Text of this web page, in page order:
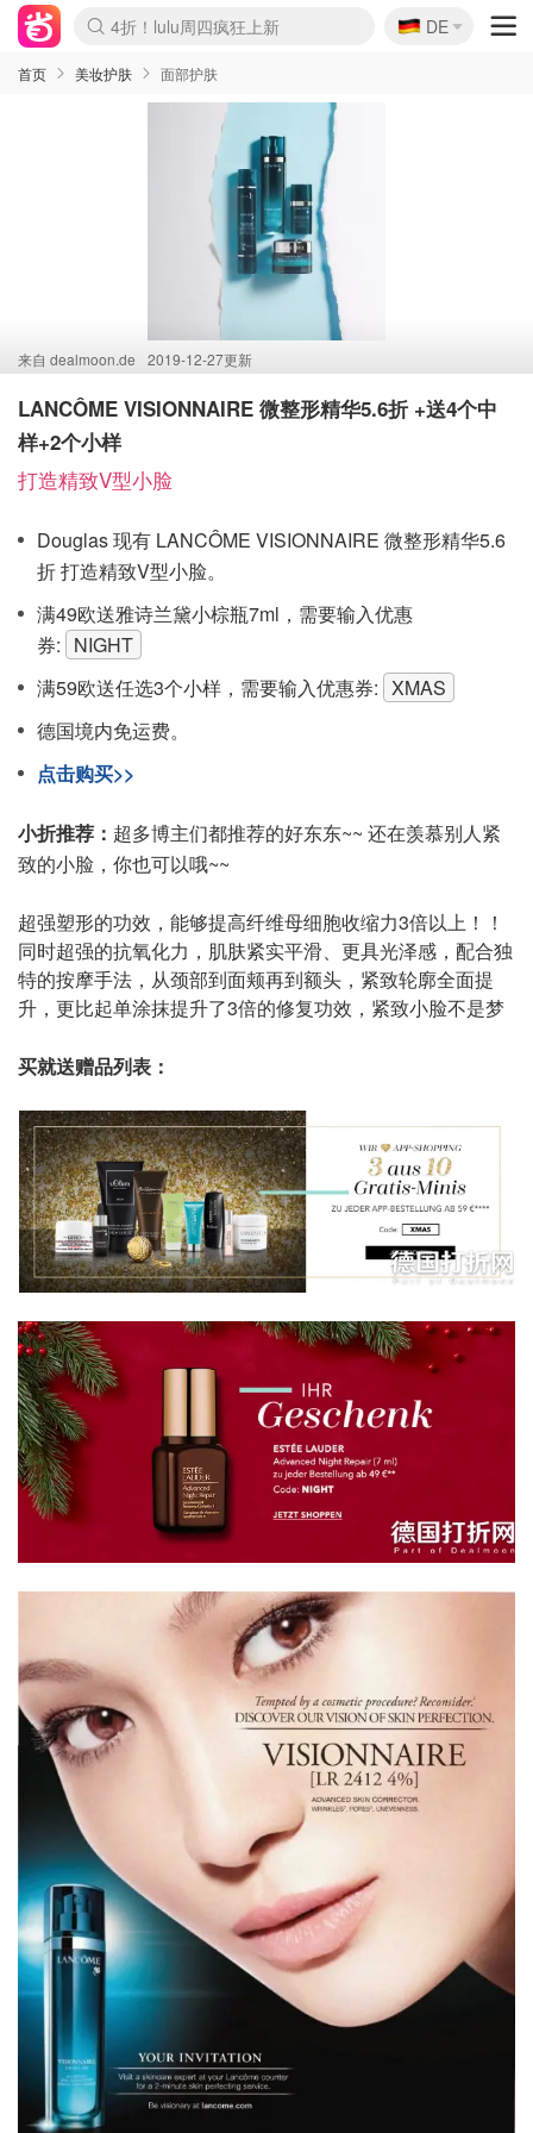
Boticinal 夏促开抢！
4折！lulu周四疯狂上新
还没结束！&OtherStories大促
Joybuy变相75折 随时失效
速领！Stanley独家85折
疑似霸哥！Camper额外叠85折
Zalando 奥莱闪促！每日更新
Moncler反季囤！5折起+叠9折
Coach Brooklyn仅€192
🇩🇪
DE
首页 美妆护肤 面部护肤
来自 dealmoon.de 2019-12-27更新
LANCÔME VISIONNAIRE 微整形精华5.6折 +送4个中
样+2个小样
打造精致V型小脸
Douglas 现有 LANCÔME VISIONNAIRE 微整形精华5.6
折 打造精致V型小脸。
满49欧送雅诗兰黛小棕瓶7ml，需要输入优惠
券: NIGHT
满59欧送任选3个小样，需要输入优惠券: XMAS
德国境内免运费。
点击购买>>
小折推荐： 超多博主们都推荐的好东东~~ 还在羡慕别人紧
致的小脸，你也可以哦~~
超强塑形的功效，能够提高纤维母细胞收缩力3倍以上！！
同时超强的抗氧化力，肌肤紧实平滑、更具光泽感，配合独
特的按摩手法，从颈部到面颊再到额头，紧致轮廓全面提
升，更比起单涂抹提升了3倍的修复功效，紧致小脸不是梦
买就送赠品列表：